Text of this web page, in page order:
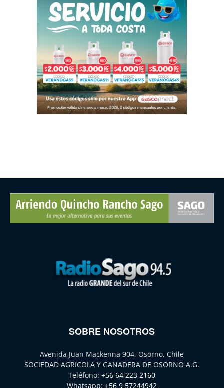
SOBRE NOSOTROS
Avenida Juan Mackenna 904, Osorno, Chile
SOCIEDAD AGRICOLA Y GANADERA DE OSORNO A.G.
Teléfono: +56 64 223 2160
Whatsapp: +56 9 57244942